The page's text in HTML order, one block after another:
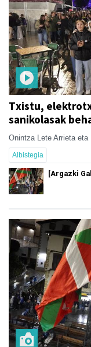
Txistu,
sanikolasak
Onintza Lete Arrieta eta
Albistegia
[Argazki